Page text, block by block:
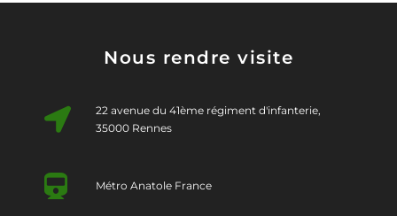
Nous rendre visite
22 avenue du 41ème régiment d'infanterie,
35000 Rennes
Métro Anatole France